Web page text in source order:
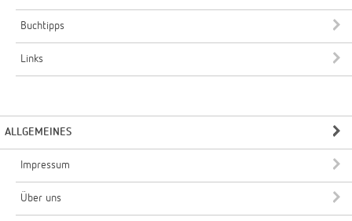
Buchtipps
Links
ALLGEMEINES
Impressum
Über uns